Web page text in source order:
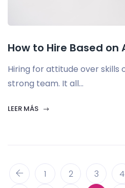
How to Hire Based on
Hiring for attitude over skills
strong team. It all...
LEER MÁS
1 2 3 4